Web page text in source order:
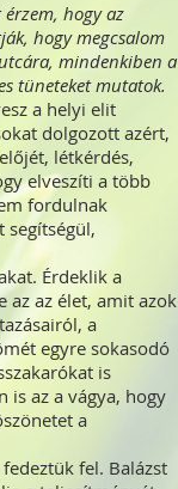
hogy az
hogy megcsalom
mindenkiben a
tüneteket mutatok.
a helyi elit
dolgozott azért,
létkérdés,
elveszíti a több
fordulnak
segítségül,
Érdeklik a
az az élet, amit azok
a
egyre sokasodó
is
is az a vágya, hogy
a
fel. Balázst